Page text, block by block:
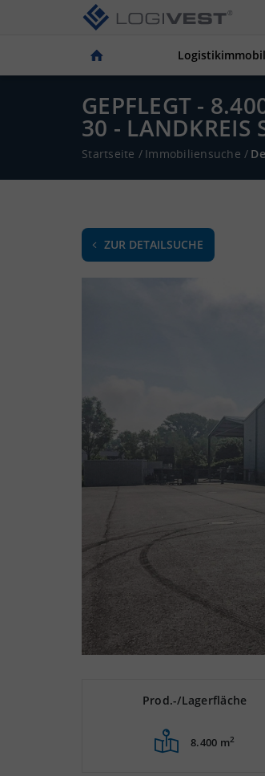
GEPFLEGT -
30 - LANDKREIS
Startseite / Immobiliensuche /
ZUR DETAILSUCHE
Prod.-/Lagerfläche
8.400 m2